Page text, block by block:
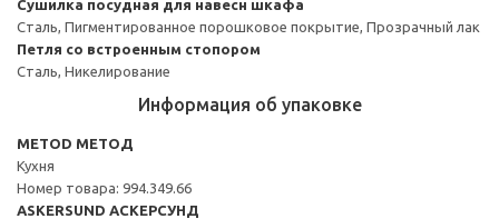
Сушилка посудная для навесн шкафа
Сталь, Пигментированное порошковое покрытие, Прозрачный лак
Петля со встроенным стопором
Сталь, Никелирование
Информация об упаковке
METOD МЕТОД
Кухня
Номер товара: 994.349.66
ASKERSUND АСКЕРСУНД